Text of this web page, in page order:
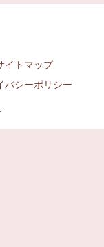
イトマップ
バシーポリシー